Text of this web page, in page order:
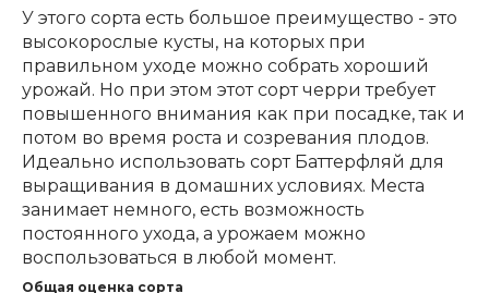
У этого сорта есть большое преимущество - это
высокорослые кусты, на которых при
правильном уходе можно собрать хороший
урожай. Но при этом этот сорт черри требует
повышенного внимания как при посадке, так и
потом во время роста и созревания плодов.
Идеально использовать сорт Баттерфляй для
выращивания в домашних условиях. Места
занимает немного, есть возможность
постоянного ухода, а урожаем можно
воспользоваться в любой момент.
Общая оценка сорта